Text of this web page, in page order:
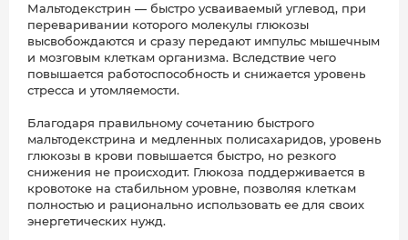
Мальтодекстрин — быстро усваиваемый углевод, при
переваривании которого молекулы глюкозы
высвобождаются и сразу передают импульс мышечным
и мозговым клеткам организма. Вследствие чего
повышается работоспособность и снижается уровень
стресса и утомляемости.
Благодаря правильному сочетанию быстрого
мальтодекстрина и медленных полисахаридов, уровень
глюкозы в крови повышается быстро, но резкого
снижения не происходит. Глюкоза поддерживается в
кровотоке на стабильном уровне, позволяя клеткам
полностью и рационально использовать ее для своих
энергетических нужд.